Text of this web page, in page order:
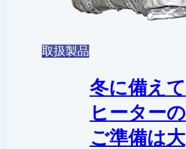
取扱製品
冬に備えて
ヒーターの
ご準備は大